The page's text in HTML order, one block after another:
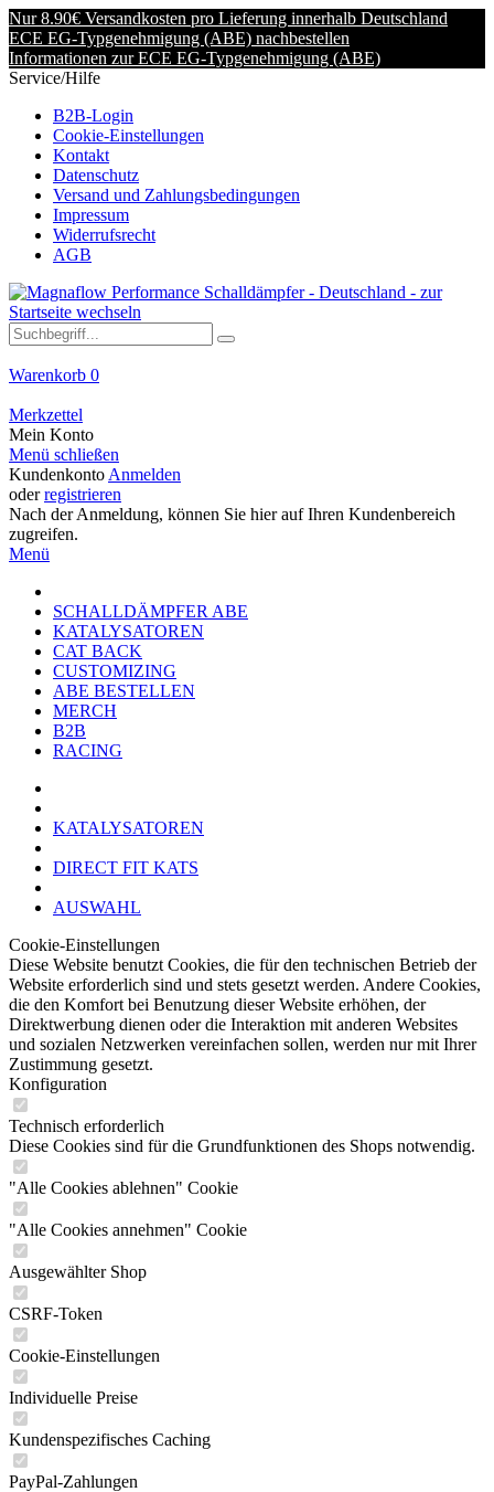
Nur 8.90€ Versandkosten pro Lieferung innerhalb Deutschland
ECE EG-Typgenehmigung (ABE) nachbestellen
Informationen zur ECE EG-Typgenehmigung (ABE)
Service/Hilfe
B2B-Login
Cookie-Einstellungen
Kontakt
Datenschutz
Versand und Zahlungsbedingungen
Impressum
Widerrufsrecht
AGB
Warenkorb 0
Merkzettel
Mein Konto
Menü schließen
Kundenkonto Anmelden
oderregistrieren
Nach der Anmeldung, können Sie hier auf Ihren Kundenbereich
zugreifen.
Menü
SCHALLDÄMPFER ABE
KATALYSATOREN
CAT BACK
CUSTOMIZING
ABE BESTELLEN
MERCH
B2B
RACING
KATALYSATOREN
DIRECT FIT KATS
AUSWAHL
Cookie-Einstellungen
Diese Website benutzt Cookies, die für den technischen Betrieb der
Website erforderlich sind und stets gesetzt werden. Andere Cookies,
die den Komfort bei Benutzung dieser Website erhöhen, der
Direktwerbung dienen oder die Interaktion mit anderen Websites
und sozialen Netzwerken vereinfachen sollen, werden nur mit Ihrer
Zustimmung gesetzt.
Konfiguration
Technisch erforderlich
Diese Cookies sind für die Grundfunktionen des Shops notwendig.
"Alle Cookies ablehnen" Cookie
"Alle Cookies annehmen" Cookie
Ausgewählter Shop
CSRF-Token
Cookie-Einstellungen
Individuelle Preise
Kundenspezifisches Caching
PayPal-Zahlungen